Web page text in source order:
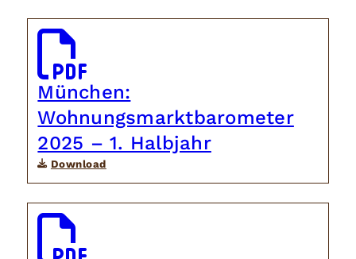
München:
Wohnungsmarktbarometer
2025 – 1. Halbjahr
Download